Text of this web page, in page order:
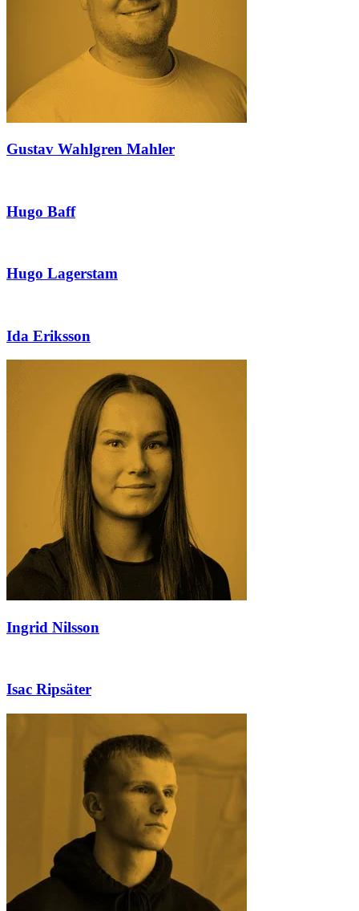
Gustav Wahlgren Mahler
Hugo Baff
Hugo Lagerstam
Ida Eriksson
Ingrid Nilsson
Isac Ripsäter